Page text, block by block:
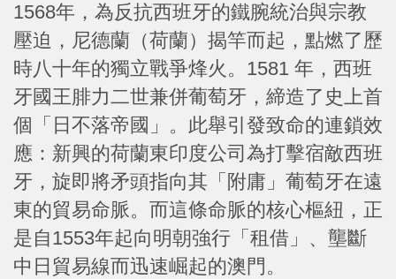
1568年，為反抗西班牙的鐵腕統治與宗教
壓迫，尼德蘭（荷蘭）揭竿而起，點燃了歷
時八十年的獨立戰爭烽火。1581 年，西班
牙國王腓力二世兼併葡萄牙，締造了史上首
個「日不落帝國」。此舉引發致命的連鎖效
應：新興的荷蘭東印度公司為打擊宿敵西班
牙，旋即將矛頭指向其「附庸」葡萄牙在遠
東的貿易命脈。而這條命脈的核心樞紐，正
是自1553年起向明朝強行「租借」、壟斷
中日貿易線而迅速崛起的澳門。